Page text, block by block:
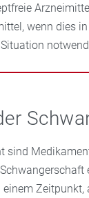
wenn dies
sind
Zeitpunkt,